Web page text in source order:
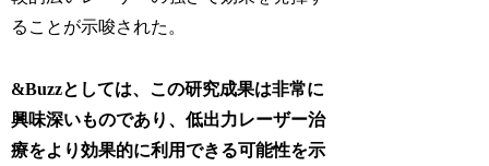
ることが示唆された。
&Buzzとしては、この研究成果は非常に
興味深いものであり、低出力レーザー治
療をより効果的に利用できる可能性を示